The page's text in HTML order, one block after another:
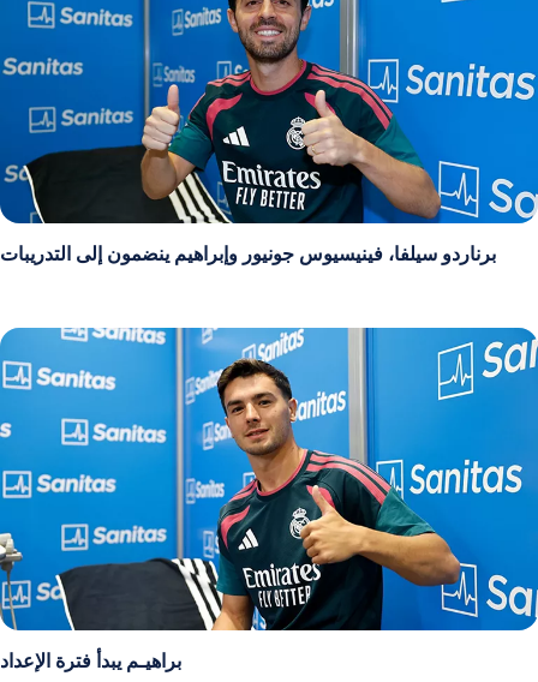
برناردو سيلفا، فينيسيوس جونيور وإبراهيم ينضمون إلى التدريبات
براهيـم يبدأ فترة الإعداد